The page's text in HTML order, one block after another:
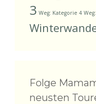
3 Weg: Kategorie 4
Folge
neusten